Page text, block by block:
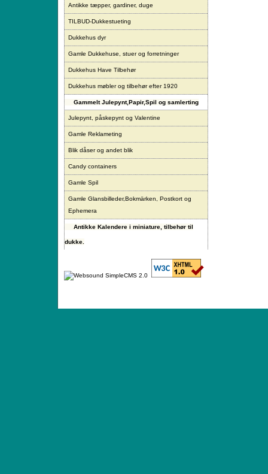
Antikke tæpper, gardiner, duge
TILBUD-Dukkestueting
Dukkehus dyr
Gamle Dukkehuse, stuer og forretninger
Dukkehus Have Tilbehør
Dukkehus møbler og tilbehør efter 1920
Gammelt Julepynt,Papir,Spil og samlerting
Julepynt, påskepynt og Valentine
Gamle Reklameting
Blik dåser og andet blik
Candy containers
Gamle Spil
Gamle Glansbilleder,Bokmärken, Postkort og
Ephemera
Antikke Kalendere i miniature, tilbehør til
dukke.